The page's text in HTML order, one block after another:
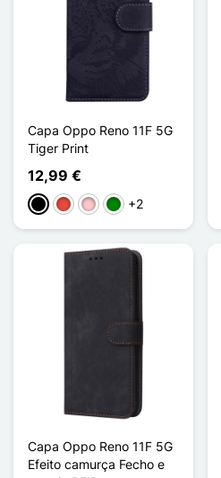
Capa Oppo Reno 11F 5G
Tiger Print
12,99 €
PretoVermelho
RosaVerde
+2
Capa Oppo Reno 11F 5G
Efeito camurça Fecho e